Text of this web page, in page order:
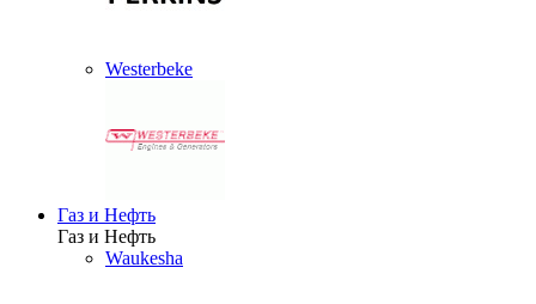
Westerbeke
Газ и Нефть
Газ и Нефть
Waukesha